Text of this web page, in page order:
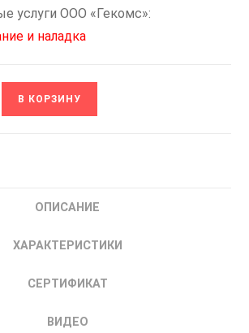
услуги ООО «Гекомс»:
и наладка
В КОРЗИНУ
ОПИСАНИЕ
ХАРАКТЕРИСТИКИ
СЕРТИФИКАТ
ВИДЕО